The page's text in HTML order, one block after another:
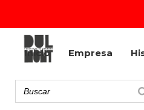
Inicio Empresa